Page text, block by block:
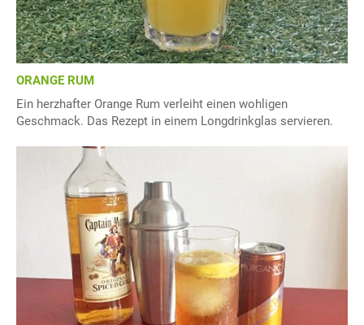
ORANGE RUM
Ein herzhafter Orange Rum verleiht einen wohligen
Geschmack. Das Rezept in einem Longdrinkglas servieren.